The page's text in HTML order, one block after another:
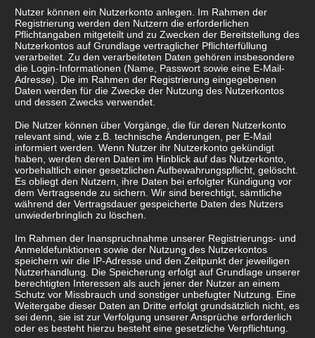
Nutzer können ein Nutzerkonto anlegen. Im Rahmen der
Registrierung werden den Nutzern die erforderlichen
Pflichtangaben mitgeteilt und zu Zwecken der Bereitstellung des
Nutzerkontos auf Grundlage vertraglicher Pflichterfüllung
verarbeitet. Zu den verarbeiteten Daten gehören insbesondere
die Login-Informationen (Name, Passwort sowie eine E-Mail-
Adresse). Die im Rahmen der Registrierung eingegebenen
Daten werden für die Zwecke der Nutzung des Nutzerkontos
und dessen Zwecks verwendet.
Die Nutzer können über Vorgänge, die für deren Nutzerkonto
relevant sind, wie z.B. technische Änderungen, per E-Mail
informiert werden. Wenn Nutzer ihr Nutzerkonto gekündigt
haben, werden deren Daten im Hinblick auf das Nutzerkonto,
vorbehaltlich einer gesetzlichen Aufbewahrungspflicht, gelöscht.
Es obliegt den Nutzern, ihre Daten bei erfolgter Kündigung vor
dem Vertragsende zu sichern. Wir sind berechtigt, sämtliche
während der Vertragsdauer gespeicherte Daten des Nutzers
unwiederbringlich zu löschen.
Im Rahmen der Inanspruchnahme unserer Registrierungs- und
Anmeldefunktionen sowie der Nutzung des Nutzerkontos
speichern wir die IP-Adresse und den Zeitpunkt der jeweiligen
Nutzerhandlung. Die Speicherung erfolgt auf Grundlage unserer
berechtigten Interessen als auch jener der Nutzer an einem
Schutz vor Missbrauch und sonstiger unbefugter Nutzung. Eine
Weitergabe dieser Daten an Dritte erfolgt grundsätzlich nicht, es
sei denn, sie ist zur Verfolgung unserer Ansprüche erforderlich
oder es besteht hierzu besteht eine gesetzliche Verpflichtung.